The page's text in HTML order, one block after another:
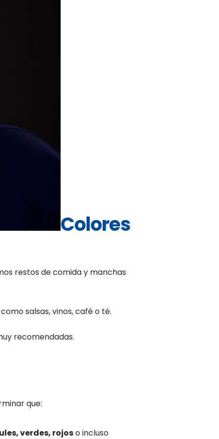
Colores
restos de comida y manchas
salsas, vinos, café o té.
recomendadas.
que:
verdes, rojoso incluso